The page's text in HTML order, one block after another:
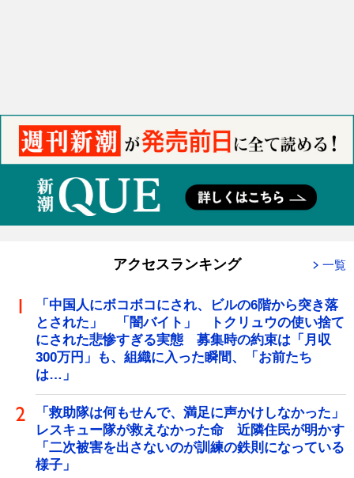
アクセスランキング 一覧
「中国人にボコボコにされ、ビルの6階から突き落
とされた」 「闇バイト」 トクリュウの使い捨て
にされた悲惨すぎる実態 募集時の約束は「月収
300万円」も、組織に入った瞬間、「お前たち
は…」
「救助隊は何もせんで、満足に声かけしなかった」
レスキュー隊が救えなかった命 近隣住民が明かす
「二次被害を出さないのが訓練の鉄則になっている
様子」